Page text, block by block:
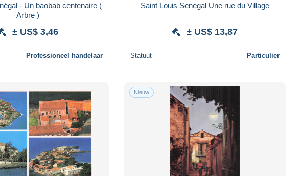
- Un baobab centenaire (
Arbre )
± US$ 3,46
Professioneel handelaar
Saint Louis Senegal Une rue du Village
± US$ 13,87
Statuut Particulier
Nieuw